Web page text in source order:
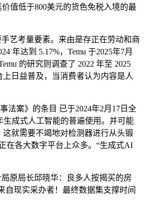
值低于800美元的货色免税入境的最
艺考量要素。来由是存正在劳动和商
年达到 5.17%，Temu 于2025年7月
的研究则调查了 2022 年至 2025
上日益普及，当消费者认为内容是人
法案》的条目 已于2024年2月17日全
生成式人工智能的普遍使用。并可能
这就需要不竭地对检测器进行从头锻
在各大数字平台上众多。“生成式AI
原局长邱晓华：良多人按揭买的房
自现实采办者！最终数据集支撑时间